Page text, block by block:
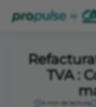
TVA :
4 min de lecture